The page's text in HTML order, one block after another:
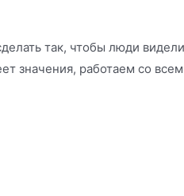
так, чтобы люди
значения, работаем со